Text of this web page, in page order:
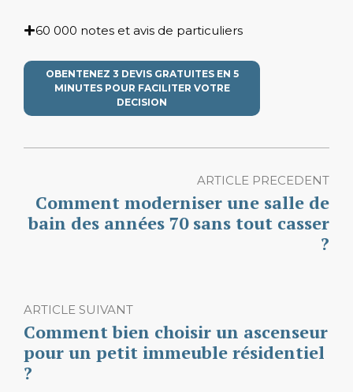
60 000 notes et avis de particuliers
OBENTENEZ 3 DEVIS GRATUITES EN 5
MINUTES POUR FACILITER VOTRE
DECISION
ARTICLE PRECEDENT
Comment moderniser une salle de
bain des années 70 sans tout casser
?
ARTICLE SUIVANT
Comment bien choisir un ascenseur
pour un petit immeuble résidentiel
?